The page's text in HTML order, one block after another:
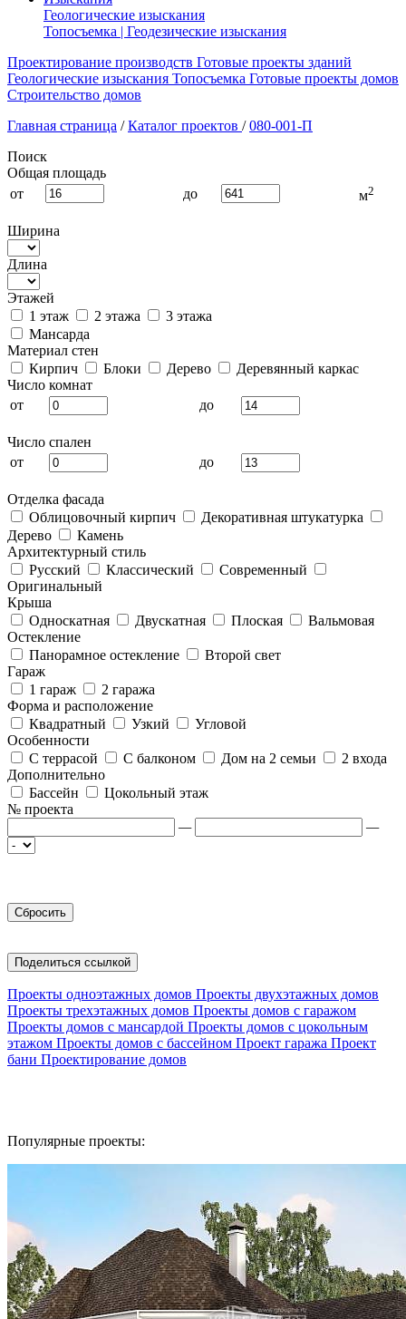
Геологические изыскания
Топосъемка | Геодезические изыскания
Проектирование производств Готовые проекты зданий
Геологические изыскания Топосъемка Готовые проекты домов
Строительство домов
Главная страница / Каталог проектов / 080-001-П
Поиск
Общая площадь
от
до м2
Ширина
Длина
Этажей
1 этаж
2 этажа
3 этажа
Мансарда
Материал стен
Кирпич
Блоки Дерево
Деревянный каркас
Число комнат
от
до
Число спален
от
до
Отделка фасада
Облицовочный кирпич
Декоративная штукатурка
Дерево
Камень
Архитектурный стиль
Русский
Классический
Современный
Оригинальный
Крыша
Односкатная
Двускатная Плоская
Вальмовая
Остекление
Панорамное остекление
Второй свет
Гараж
1 гараж
2 гаража
Форма и расположение
Квадратный
Узкий
Угловой
Особенности
С террасой
С балконом Дом на 2 семьи
2 входа
Дополнительно
Бассейн
Цокольный этаж
№ проекта
—
—
Поделиться ссылкой
Проекты одноэтажных домов Проекты двухэтажных домов
Проекты трехэтажных домов Проекты домов с гаражом
Проекты домов с мансардой Проекты домов с цокольным
этажом Проекты домов с бассейном Проект гаража Проект
бани Проектирование домов
Популярные проекты: